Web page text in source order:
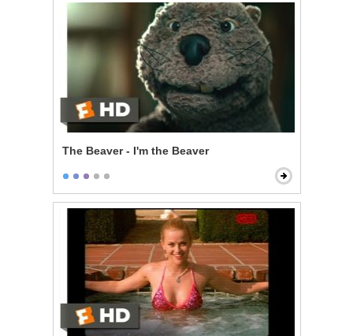
The Beaver - I'm the Beaver